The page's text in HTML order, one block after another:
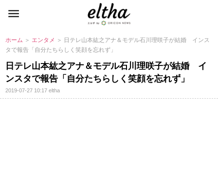
ホーム ＞ エンタメ ＞ 日テレ山本紘之アナ＆モデル石川理咲子が結婚 インス
タで報告「自分たちらしく笑顔を忘れず」
日テレ山本紘之アナ＆モデル石川理咲子が結婚 イ
ンスタで報告「自分たちらしく笑顔を忘れず」
2019-07-27 10:17eltha